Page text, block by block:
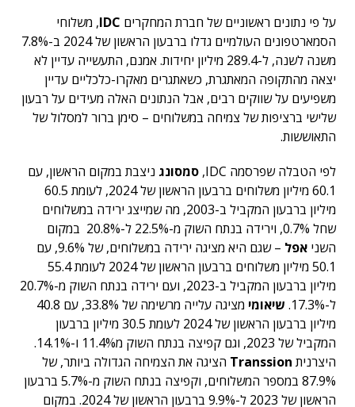
על פי נתונים ראשוניים של חברת המחקרים IDC, משלוחי
הסמארטפונים העולמיים גדלו ברבעון הראשון של 2024 ב-7.8%
משנה לשנה, ל-289.4 מיליון יחידות. אמנם, התעשייה עדיין לא
יצאה מהתקופה המאתגרת, כשאתגרים מאקרו-כלכליים עדיין
משפיעים על שווקים רבים, אבל הנתונים האלה מעידים על רבעון
שלישי ברציפות של צמיחה במשלוחים – סימן ברור למסלול של
התאוששות.
לפי הטבלה שפרסמה IDC,
סמסונג ניצבת במקום הראשון, עם
60.1 מיליון משלוחים ברבעון הראשון של 2024, לעומת 60.5
מיליון ברבעון המקביל ב-2003, מה שמייצג ירידה במשלוחים
שחל 0.7%, וירידה בנתח השוק מ-22.5% ל-20.8% במקום
השני אפל
– שגם היא מציגה ירידה במשלוחים, של 9.6%, עם
50.1 מיליון משלוחים ברבעון הראשון של 2024 לעומת 55.4
מיליון ברבעון המקביל ב-2023, ועם ירידה בנתח השוק מ-20.7%
ל-17.3%.
שיאומי
מציגה עלייה מרשימה של 33.8%, עם 40.8
מיליון ברבעון הראשון של 2024 לעומת 30.5 מיליון ברבעון
המקביל של 2023, וגם קפיצה בנתח השוק מ11.4% ו-14.1%.
היצרנית Transsion הציגה את הצמיחה הגדולה ביותר, של
87.9% במספר המשלוחים, וקפיצה בנתח השוק מ-5.7% ברבעון
הראשון של 2023 ל-9.9% ברבעון הראשון של 2024. במקום